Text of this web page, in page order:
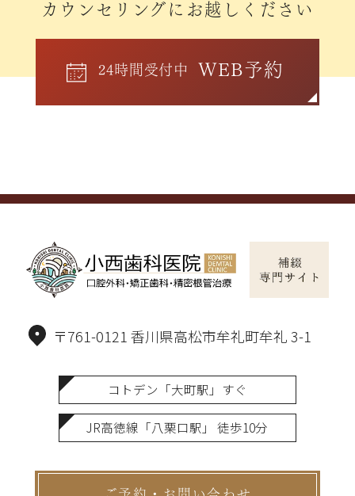
カウンセリングにお越しください
24時間受付中 WEB予約
〒761-0121 香川県高松市牟礼町牟礼 3-1
コトデン「大町駅」すぐ
JR高徳線「八栗口駅」 徒歩10分